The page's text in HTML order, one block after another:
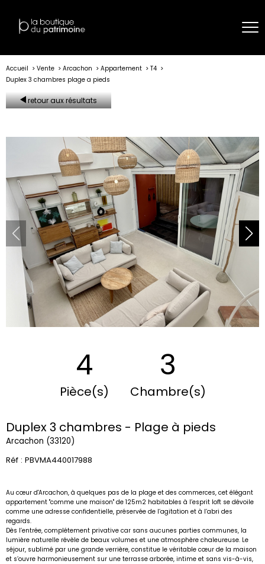
Accueil Vente Arcachon Appartement
T4
Duplex 3 chambres plage a pieds
retour aux résultats
4
Pièce(s)
3
Chambre(s)
Duplex 3 chambres - Plage à pieds
Arcachon (33120)
Réf : PBVMA440017988
Au cœur d'Arcachon, à quelques pas de la plage et des commerces, cet élégant
appartement "comme une maison" de 125m2 habitables à l’esprit loft se dévoile
comme une adresse confidentielle, préservée de l’agitation et à l’abri des
regards.
Dès l’entrée, complétement privative car sans aucunes parties communes, la
lumière naturelle révèle de beaux volumes et une atmosphère chaleureuse. Le
séjour, sublimé par une grande verrière, constitue le véritable cœur de la maison
et s’ouvre harmonieusement sur une terrasse arborée, intime et sans vis-à-vis,